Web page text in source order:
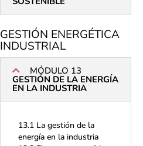
GESTIÓN ENERGÉTICA
INDUSTRIAL
MÓDULO 13
GESTIÓN DE LA ENERGÍA
EN LA INDUSTRIA
13.1 La gestión de la
energía en la industria